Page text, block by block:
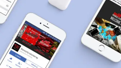
Fotografía